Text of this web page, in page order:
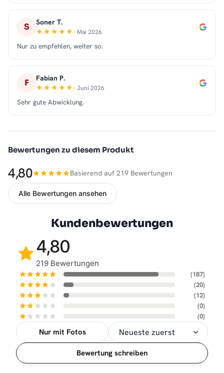
S Soner T.
· Mai 2026
Nur zu empfehlen, weiter so.
F Fabian P.
· Juni 2026
Sehr gute Abwicklung.
Bewertungen zu diesem Produkt
4,80 Basierend auf 219 Bewertungen
Alle Bewertungen ansehen
Kundenbewertungen
4,80
219 Bewertungen
(187)
(20)
(12)
(0)
(0)
Nur mit Fotos
Sortierung
Bewertung schreiben